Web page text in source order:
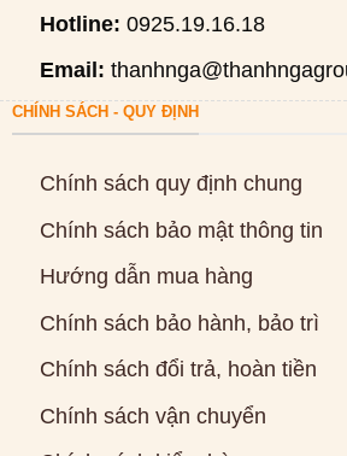
Hotline: 0925.19.16.18
Email:
CHÍNH SÁCH - QUY ĐỊNH
Chính sách quy định chung
Chính sách bảo mật thông tin
Hướng dẫn mua hàng
Chính sách bảo hành, bảo trì
Chính sách đổi trả, hoàn tiền
Chính sách vận chuyển